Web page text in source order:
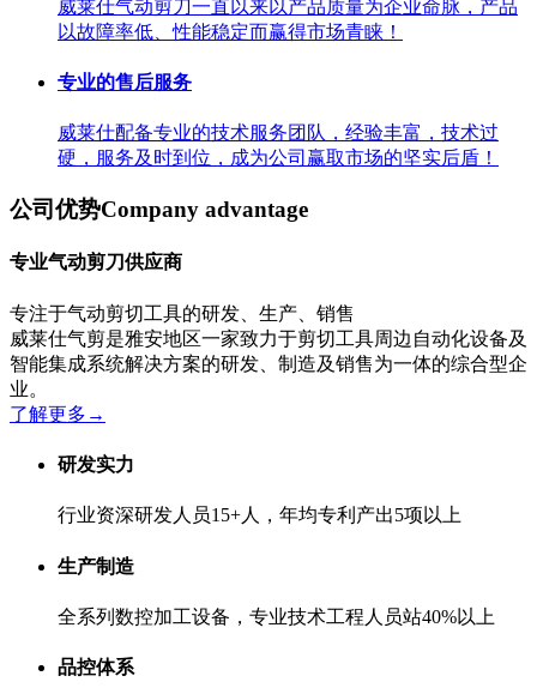
威莱仕气动剪刀一直以来以产品质量为企业命脉，产品
以故障率低、性能稳定而赢得市场青睐！
专业的售后服务
威莱仕配备专业的技术服务团队，经验丰富，技术过
硬，服务及时到位，成为公司赢取市场的坚实后盾！
公司优势Company advantage
专业气动剪刀供应商
专注于气动剪切工具的研发、生产、销售
威莱仕气剪是雅安地区一家致力于剪切工具周边自动化设备及
智能集成系统解决方案的研发、制造及销售为一体的综合型企
业。
了解更多 →
研发实力
行业资深研发人员15+人，年均专利产出5项以上
生产制造
全系列数控加工设备，专业技术工程人员站40%以上
品控体系